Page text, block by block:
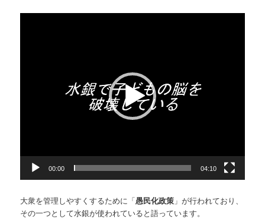
00:00 04:10
大衆を管理しやすくするために「愚民化政策 」が行われており、
その一つとして水銀が使われていると語っています。